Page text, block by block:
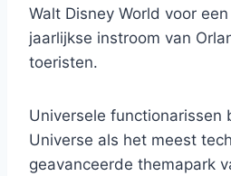
Walt Disney World voor
jaarlijkse instroom van
toeristen.
Universele functionarissen
Universe als het meest
geavanceerde themapark